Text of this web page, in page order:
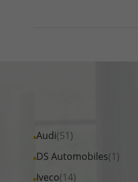
Audi(51)
Alle
Fahrzeuge
DS Automobiles(1)
Alle
Fahrzeuge
Iveco(14)
Alle